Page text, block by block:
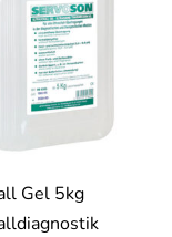
Gel 5kg